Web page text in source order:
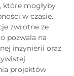
które mogłyby
w czasie.
zwrotne ze
pozwala na
inżynierii oraz
projektów